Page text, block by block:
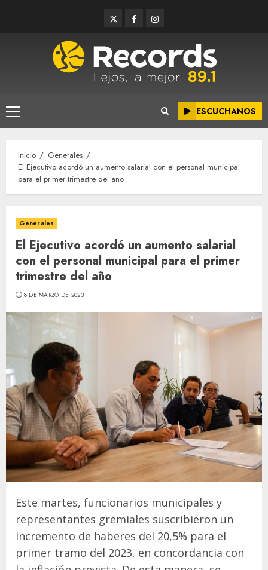
TwitterFacebookInstagram
Menú
principal
ESCUCHANOS
Inicio
Generales
El Ejecutivo acordó un aumento salarial con el personal municipal
para el primer trimestre del año
Generales
El Ejecutivo acordó un aumento salarial
con el personal municipal para el primer
trimestre del año
8 DE MARZO DE 2023
Este martes, funcionarios municipales y
representantes gremiales suscribieron un
incremento de haberes del 20,5% para el
primer tramo del 2023, en concordancia con